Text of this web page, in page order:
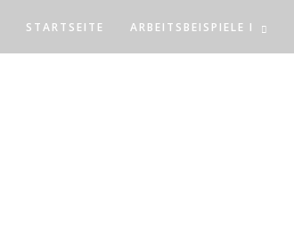
STARTSEITE ARBEITSBEISPIELE I